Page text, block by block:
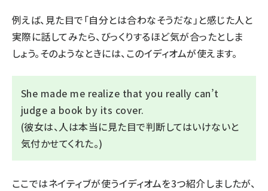
例えば、見た目で「自分とは合わなそうだな」と感じた人と
実際に話してみたら、びっくりするほど気が合ったとしま
しょう。そのようなときには、このイディオムが使えます。
She made me realize that you really can’t
judge a book by its cover.
(彼女は、人は本当に見た目で判断してはいけないと
気付かせてくれた。)
ここではネイティブが使うイディオムを3つ紹介しましたが、